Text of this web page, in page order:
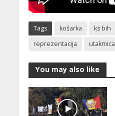
Tags košarka ks bih
reprezentacija
utakmica
You may also like